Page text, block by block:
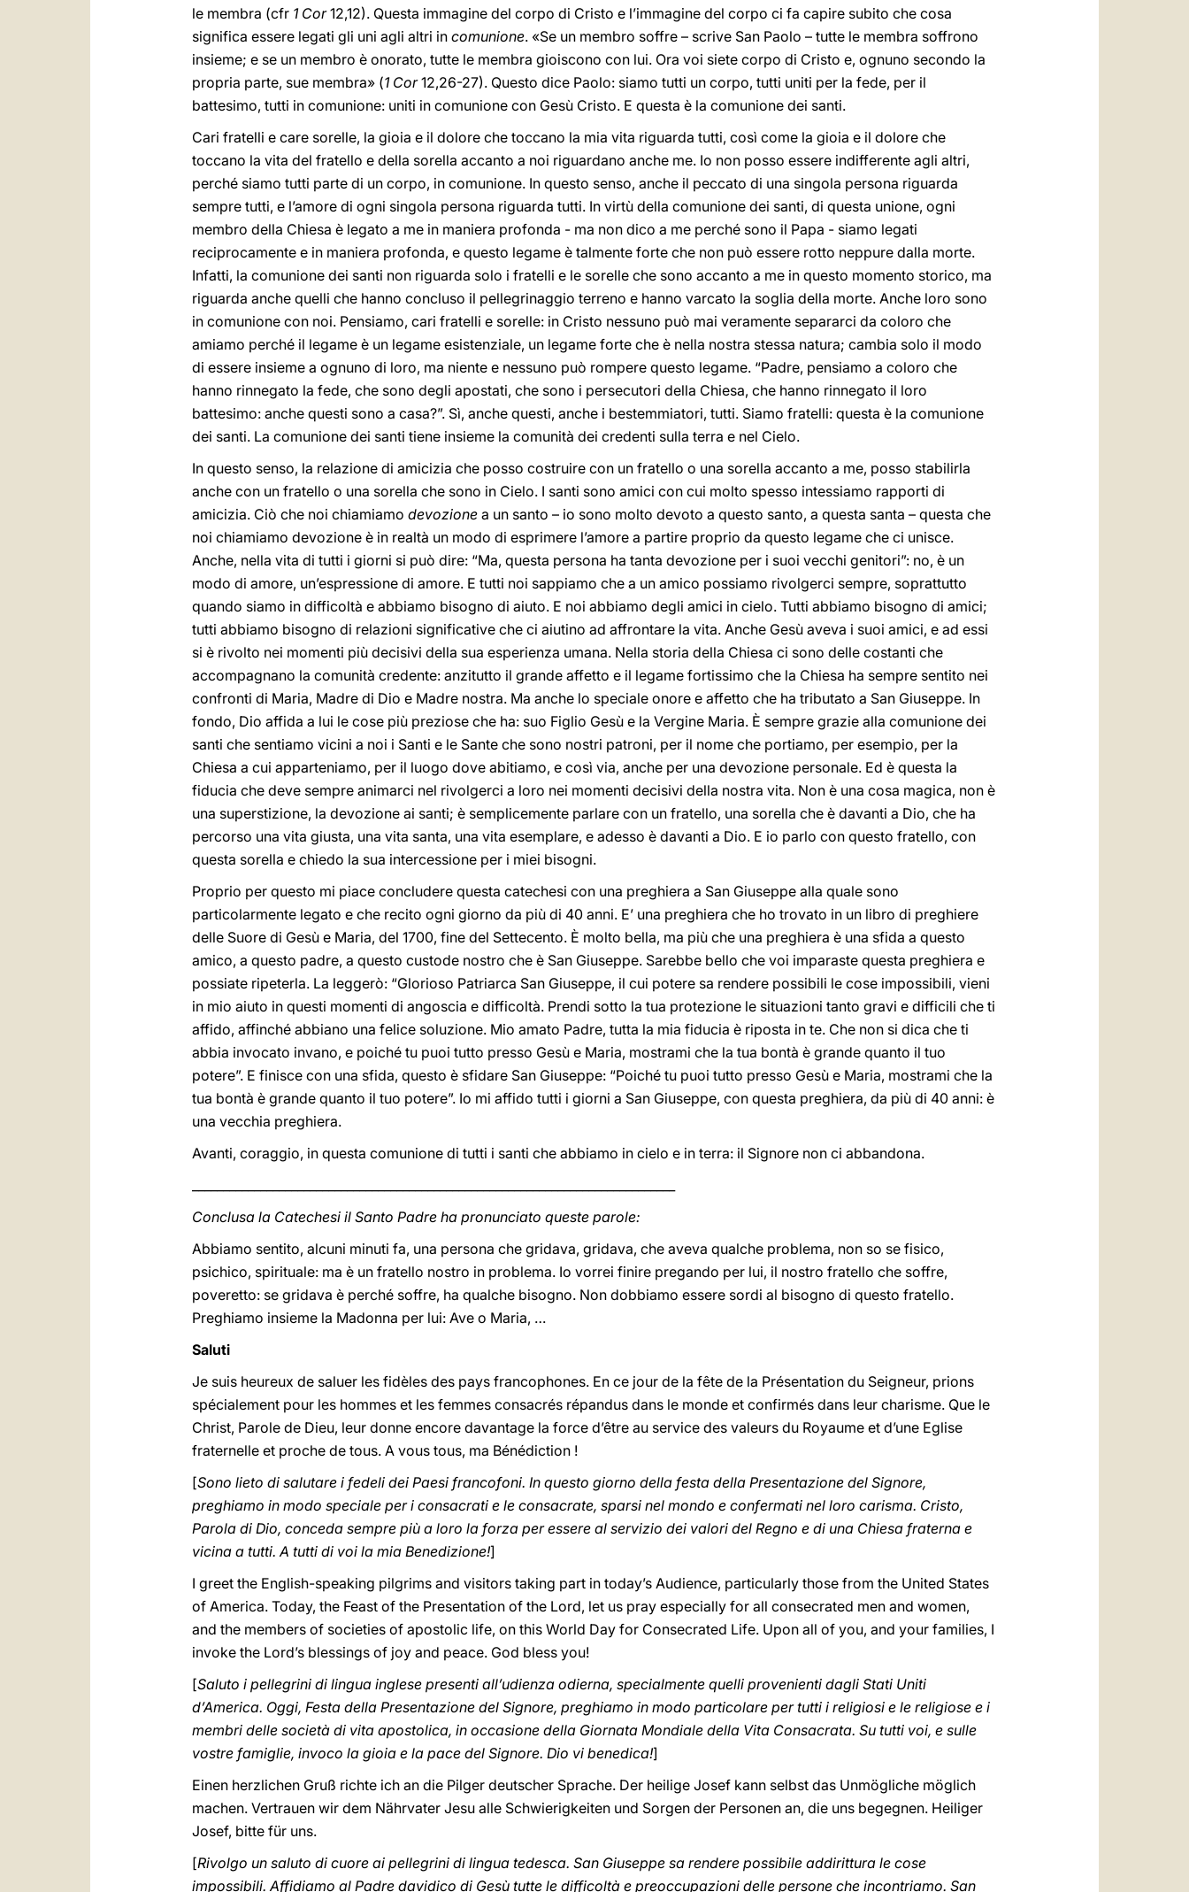
le membra (cfr 1 Cor12,12). Questa immagine del corpo di Cristo e l’immagine del corpo ci fa capire subito che cosa
significa essere legati gli uni agli altri in comunione. «Se un membro soffre – scrive San Paolo – tutte le membra soffrono
insieme; e se un membro è onorato, tutte le membra gioiscono con lui. Ora voi siete corpo di Cristo e, ognuno secondo la
propria parte, sue membra» (1 Cor12,26-27). Questo dice Paolo: siamo tutti un corpo, tutti uniti per la fede, per il
battesimo, tutti in comunione: uniti in comunione con Gesù Cristo. E questa è la comunione dei santi.
Cari fratelli e care sorelle, la gioia e il dolore che toccano la mia vita riguarda tutti, così come la gioia e il dolore che
toccano la vita del fratello e della sorella accanto a noi riguardano anche me. Io non posso essere indifferente agli altri,
perché siamo tutti parte di un corpo, in comunione. In questo senso, anche il peccato di una singola persona riguarda
sempre tutti, e l’amore di ogni singola persona riguarda tutti. In virtù della comunione dei santi, di questa unione, ogni
membro della Chiesa è legato a me in maniera profonda - ma non dico a me perché sono il Papa - siamo legati
reciprocamente e in maniera profonda, e questo legame è talmente forte che non può essere rotto neppure dalla morte.
Infatti, la comunione dei santi non riguarda solo i fratelli e le sorelle che sono accanto a me in questo momento storico, ma
riguarda anche quelli che hanno concluso il pellegrinaggio terreno e hanno varcato la soglia della morte. Anche loro sono
in comunione con noi. Pensiamo, cari fratelli e sorelle: in Cristo nessuno può mai veramente separarci da coloro che
amiamo perché il legame è un legame esistenziale, un legame forte che è nella nostra stessa natura; cambia solo il modo
di essere insieme a ognuno di loro, ma niente e nessuno può rompere questo legame. “Padre, pensiamo a coloro che
hanno rinnegato la fede, che sono degli apostati, che sono i persecutori della Chiesa, che hanno rinnegato il loro
battesimo: anche questi sono a casa?”. Sì, anche questi, anche i bestemmiatori, tutti. Siamo fratelli: questa è la comunione
dei santi. La comunione dei santi tiene insieme la comunità dei credenti sulla terra e nel Cielo.
In questo senso, la relazione di amicizia che posso costruire con un fratello o una sorella accanto a me, posso stabilirla
anche con un fratello o una sorella che sono in Cielo. I santi sono amici con cui molto spesso intessiamo rapporti di
amicizia. Ciò che noi chiamiamo devozione a un santo – io sono molto devoto a questo santo, a questa santa – questa che
noi chiamiamo devozione è in realtà un modo di esprimere l’amore a partire proprio da questo legame che ci unisce.
Anche, nella vita di tutti i giorni si può dire: “Ma, questa persona ha tanta devozione per i suoi vecchi genitori”: no, è un
modo di amore, un’espressione di amore. E tutti noi sappiamo che a un amico possiamo rivolgerci sempre, soprattutto
quando siamo in difficoltà e abbiamo bisogno di aiuto. E noi abbiamo degli amici in cielo. Tutti abbiamo bisogno di amici;
tutti abbiamo bisogno di relazioni significative che ci aiutino ad affrontare la vita. Anche Gesù aveva i suoi amici, e ad essi
si è rivolto nei momenti più decisivi della sua esperienza umana. Nella storia della Chiesa ci sono delle costanti che
accompagnano la comunità credente: anzitutto il grande affetto e il legame fortissimo che la Chiesa ha sempre sentito nei
confronti di Maria, Madre di Dio e Madre nostra. Ma anche lo speciale onore e affetto che ha tributato a San Giuseppe. In
fondo, Dio affida a lui le cose più preziose che ha: suo Figlio Gesù e la Vergine Maria. È sempre grazie alla comunione dei
santi che sentiamo vicini a noi i Santi e le Sante che sono nostri patroni, per il nome che portiamo, per esempio, per la
Chiesa a cui apparteniamo, per il luogo dove abitiamo, e così via, anche per una devozione personale. Ed è questa la
fiducia che deve sempre animarci nel rivolgerci a loro nei momenti decisivi della nostra vita. Non è una cosa magica, non è
una superstizione, la devozione ai santi; è semplicemente parlare con un fratello, una sorella che è davanti a Dio, che ha
percorso una vita giusta, una vita santa, una vita esemplare, e adesso è davanti a Dio. E io parlo con questo fratello, con
questa sorella e chiedo la sua intercessione per i miei bisogni.
Proprio per questo mi piace concludere questa catechesi con una preghiera a San Giuseppe alla quale sono
particolarmente legato e che recito ogni giorno da più di 40 anni. E’ una preghiera che ho trovato in un libro di preghiere
delle Suore di Gesù e Maria, del 1700, fine del Settecento. È molto bella, ma più che una preghiera è una sfida a questo
amico, a questo padre, a questo custode nostro che è San Giuseppe. Sarebbe bello che voi imparaste questa preghiera e
possiate ripeterla. La leggerò: “Glorioso Patriarca San Giuseppe, il cui potere sa rendere possibili le cose impossibili, vieni
in mio aiuto in questi momenti di angoscia e difficoltà. Prendi sotto la tua protezione le situazioni tanto gravi e difficili che ti
affido, affinché abbiano una felice soluzione. Mio amato Padre, tutta la mia fiducia è riposta in te. Che non si dica che ti
abbia invocato invano, e poiché tu puoi tutto presso Gesù e Maria, mostrami che la tua bontà è grande quanto il tuo
potere”. E finisce con una sfida, questo è sfidare San Giuseppe: “Poiché tu puoi tutto presso Gesù e Maria, mostrami che la
tua bontà è grande quanto il tuo potere”. Io mi affido tutti i giorni a San Giuseppe, con questa preghiera, da più di 40 anni: è
una vecchia preghiera.
Avanti, coraggio, in questa comunione di tutti i santi che abbiamo in cielo e in terra: il Signore non ci abbandona.
Conclusa la Catechesi il Santo Padre ha pronunciato queste parole:
Abbiamo sentito, alcuni minuti fa, una persona che gridava, gridava, che aveva qualche problema, non so se fisico,
psichico, spirituale: ma è un fratello nostro in problema. Io vorrei finire pregando per lui, il nostro fratello che soffre,
poveretto: se gridava è perché soffre, ha qualche bisogno. Non dobbiamo essere sordi al bisogno di questo fratello.
Preghiamo insieme la Madonna per lui: Ave o Maria, …
Saluti
Je suis heureux de saluer les fidèles des pays francophones. En ce jour de la fête de la Présentation du Seigneur, prions
spécialement pour les hommes et les femmes consacrés répandus dans le monde et confirmés dans leur charisme. Que le
Christ, Parole de Dieu, leur donne encore davantage la force d’être au service des valeurs du Royaume et d’une Eglise
fraternelle et proche de tous. A vous tous, ma Bénédiction !
[Sono lieto di salutare i fedeli dei Paesi francofoni. In questo giorno della festa della Presentazione del Signore,
preghiamo in modo speciale per i consacrati e le consacrate, sparsi nel mondo e confermati nel loro carisma. Cristo,
Parola di Dio, conceda sempre più a loro la forza per essere al servizio dei valori del Regno e di una Chiesa fraterna e
vicina a tutti. A tutti di voi la mia Benedizione!]
I greet the English-speaking pilgrims and visitors taking part in today’s Audience, particularly those from the United States
of America. Today, the Feast of the Presentation of the Lord, let us pray especially for all consecrated men and women,
and the members of societies of apostolic life, on this World Day for Consecrated Life. Upon all of you, and your families, I
invoke the Lord’s blessings of joy and peace. God bless you!
[Saluto i pellegrini di lingua inglese presenti all’udienza odierna, specialmente quelli provenienti dagli Stati Uniti
d’America. Oggi, Festa della Presentazione del Signore, preghiamo in modo particolare per tutti i religiosi e le religiose e i
membri delle società di vita apostolica, in occasione della Giornata Mondiale della Vita Consacrata. Su tutti voi, e sulle
vostre famiglie, invoco la gioia e la pace del Signore. Dio vi benedica!]
Einen herzlichen Gruß richte ich an die Pilger deutscher Sprache. Der heilige Josef kann selbst das Unmögliche möglich
machen. Vertrauen wir dem Nährvater Jesu alle Schwierigkeiten und Sorgen der Personen an, die uns begegnen. Heiliger
Josef, bitte für uns.
[Rivolgo un saluto di cuore ai pellegrini di lingua tedesca. San Giuseppe sa rendere possibile addirittura le cose
impossibili. Affidiamo al Padre davidico di Gesù tutte le difficoltà e preoccupazioni delle persone che incontriamo. San